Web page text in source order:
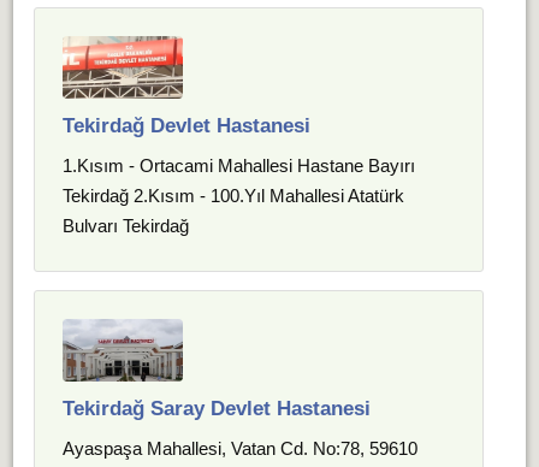
Tekirdağ Devlet Hastanesi
1.Kısım - Ortacami Mahallesi Hastane Bayırı
Tekirdağ 2.Kısım - 100.Yıl Mahallesi Atatürk
Bulvarı Tekirdağ
Tekirdağ Saray Devlet Hastanesi
Ayaspaşa Mahallesi, Vatan Cd. No:78, 59610